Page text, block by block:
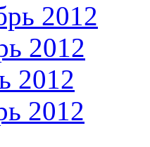
2012
2012
2012
2012